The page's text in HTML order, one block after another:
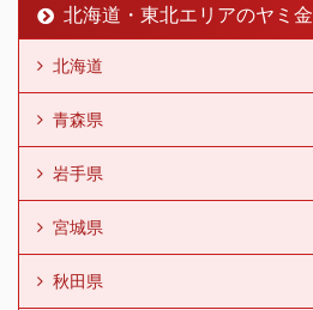
北海道・東北エリアのヤミ金
北海道
青森県
岩手県
宮城県
秋田県